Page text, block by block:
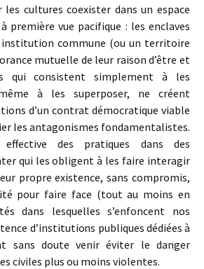
les cultures coexister dans un espace
première vue pacifique : les enclaves
commune (ou un territoire
mutuelle de leur raison d’être et
qui consistent simplement à les
à les superposer, ne créent
d’un contrat démocratique viable
les antagonismes fondamentalistes.
des pratiques dans des
qui les obligent à les faire interagir
propre existence, sans compromis,
pour faire face (tout au moins en
dans lesquelles s’enfoncent nos
d’institutions publiques dédiées à
sans doute venir éviter le danger
civiles plus ou moins violentes.